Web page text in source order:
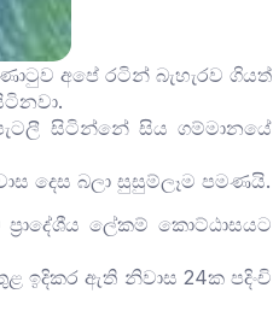
අපේ රටින් බැහැරව ගියත්
සිටින්නේ සිය ගම්මානයේ
දෙස බලා සුසුම්ලෑම පමණයි.
ලේකම් කොට්ඨාසයට
ඉදිකර ඇති නිවාස 24ක පදිංචි